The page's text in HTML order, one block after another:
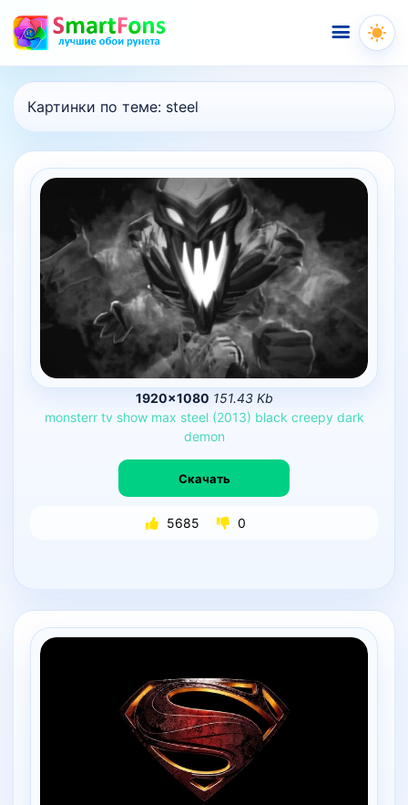
Меню
Картинки по теме: steel
1920×1080 151.43 Kb
monsterr tv show max steel (2013) black creepy dark
demon
Скачать
5685 0